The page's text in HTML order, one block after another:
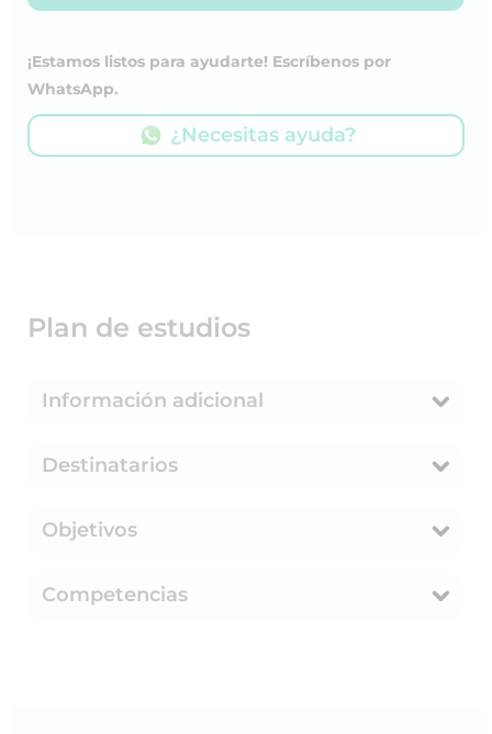
¡Estamos listos para ayudarte! Escríbenos por
WhatsApp.
¿Necesitas ayuda?
Plan de estudios
Información adicional
Destinatarios
Objetivos
Competencias